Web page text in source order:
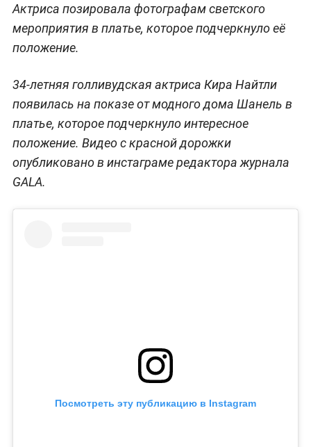
Актриса позировала фотографам светского
мероприятия в платье, которое подчеркнуло её
положение.
34-летняя голливудская актриса Кира Найтли
появилась на показе от модного дома Шанель в
платье, которое подчеркнуло интересное
положение. Видео с красной дорожки
опубликовано в инстаграме редактора журнала
GALA.
Посмотреть эту публикацию в Instagram